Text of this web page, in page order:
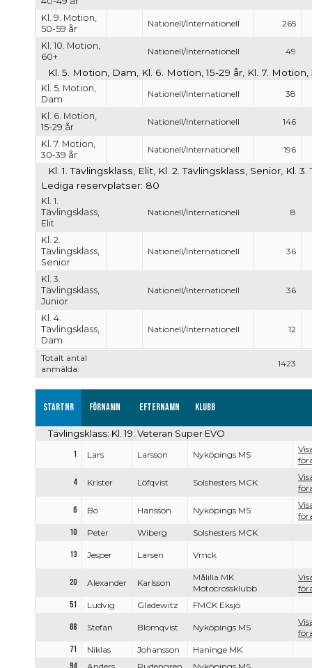
Totalt antal
anmälda:
1423
Kl. 9. Motion,
50-59 år
Nationell/Internationell 265
Kl. 10. Motion,
60+
Nationell/Internationell 49
Kl. 5. Motion, Dam, Kl. 6. Motion, 15-29 år, Kl. 7.
Kl. 5. Motion,
Dam
Nationell/Internationell 38
Kl. 6. Motion,
15-29 år
Nationell/Internationell 146
Kl. 7. Motion,
30-39 år
Nationell/Internationell 196
Kl. 1. Tävlingsklass, Elit, Kl. 2. Tävlingsklass, Senior,
Lediga reservplatser: 80
Kl. 1.
Tävlingsklass,
Elit
Nationell/Internationell 8
Kl. 2.
Tävlingsklass,
Senior
Nationell/Internationell 36
Kl. 3.
Tävlingsklass,
Junior
Nationell/Internationell 36
Kl. 4.
Tävlingsklass,
Dam
Nationell/Internationell 12
Startnr Förnamn Efternamn Klubb
Tävlingsklass: Kl. 19. Veteran Super EVO
1 Lars Larsson Nyköpings MS
4 Krister Löfqvist Solshesters MCK
6 Bo Hansson Nyköpings MS
10
Peter Wiberg Solshesters MCK
13 Jesper Larsen Vmck
20 Alexander Karlsson
Målilla MK
Motocrossklubb
51
Ludvig Gladewitz FMCK Eksjö
68 Stefan Blomqvist Nyköpings MS
71
Niklas Johansson
Haninge MK